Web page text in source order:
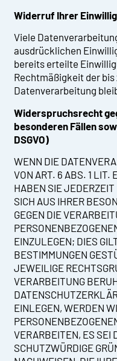
Widerruf Ihrer
Viele
ausdrücklichen
bereits erteilte
Rechtmäßigkeit der
Datenverarbeitung
Widerspruchsrecht
besonderen Fällen
DSGVO)
WENN DIE
VON ART. 6 ABS. 1 LIT.
HABEN SIE JEDERZEIT
SICH AUS IHRER
GEGEN DIE
EINZULEGEN; DIES
BESTIMMUNGEN
JEWEILIGE
VERARBEITUNG
EINLEGEN, WERDEN
VERARBEITEN, ES SEI
SCHUTZWÜRDIGE